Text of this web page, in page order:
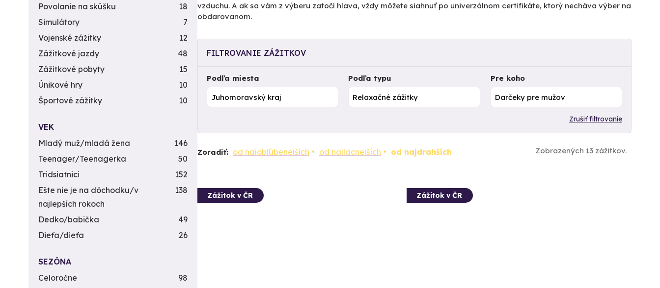
vzduchu. A ak sa vám z výberu zatočí hlava, vždy môžete siahnuť po univerzálnom certifikáte, ktorý necháva výber na
obdarovanom.
FILTROVANIE ZÁŽITKOV
Podľa miesta Podľa typu Pre koho
Zrušiť filtrovanie
Zoradiť: od najobľúbenejších od najlacnejších od najdrahších Zobrazených 13 zážitkov.
Zážitok v ČR Zážitok v ČR
Povolanie na skúšku
18
Simulátory
7
Vojenské zážitky
12
Zážitkové jazdy
48
Zážitkové pobyty
15
Únikové hry
10
Športové zážitky
10
VEK
Mladý muž/mladá žena
146
Teenager/Teenagerka
50
Tridsiatnici
152
Ešte nie je na dôchodku/v
najlepších rokoch
138
Dedko/babička
49
Dieťa/dieťa
26
SEZÓNA
Celoročne
98